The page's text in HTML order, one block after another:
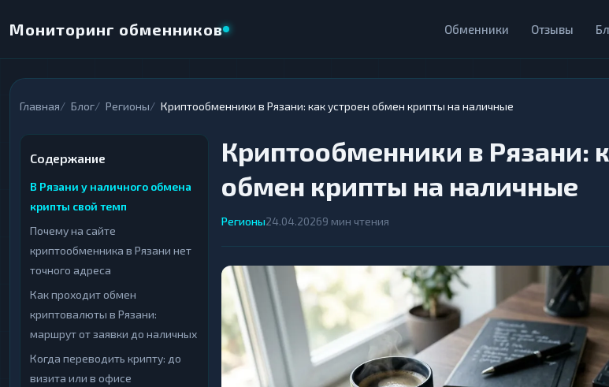
Мониторинг обменников Обменники Отзывы
Главная Блог Регионы Криптообменники в Рязани: как устроен обмен крипты на наличные
Содержание
В Рязани у наличного обмена
крипты свой темп
Почему на сайте
криптообменника в Рязани нет
точного адреса
Как проходит обмен
криптовалюты в Рязани:
маршрут от заявки до наличных
Когда переводить крипту: до
визита или в офисе
Криптообменники в Рязани:
обмен крипты на наличные
Регионы24.04.20269 мин чтения
НАПРАВЛЕНИЕ ОБМЕНА ×
★ ИЗБРАННОЕ
ОТДАЁТЕ
ВСЕ РАЗДЕЛЫ
Криптовалюты
Интернет-банкинг42 ▶
Криптобиржи 1▶
ПОЛУЧАЕТЕ
ВСЕ РАЗДЕЛЫ
Криптовалюты
Интернет-банкинг
Криптобиржи